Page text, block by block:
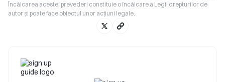
Încălcarea acestei prevederi constituie o încălcare a Legii drepturilor de
autor și poate face obiectul unor acțiuni legale.